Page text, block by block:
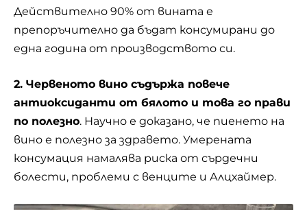
Действително 90% от вината е
препоръчително да бъдат консумирани до
една година от производството си.
2. Червеното вино съдържа повече
антиоксиданти от бялото и това го прави
по полезно. Научно е доказано, че пиенето на
вино е полезно за здравето. Умерената
консумация намалява риска от сърдечни
болести, проблеми с венците и Алцхаймер.